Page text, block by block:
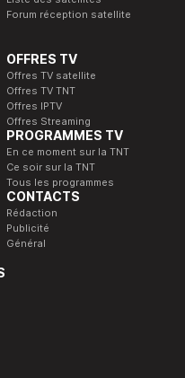
Forum réception satellite
OFFRES TV
Offres TV satellite
Offres TV TNT
Offres IPTV
Offres Streaming
PROGRAMMES TV
En ce moment sur la TNT
Ce soir sur la TNT
Tous les programmes
CONTACTS
Rédaction
Publicité
Général